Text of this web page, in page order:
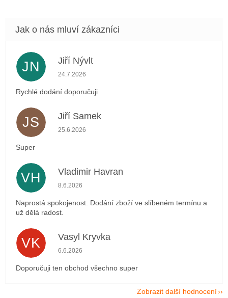
JN Jiří Nývlt
Hodnocení obchodu je 5 z 5 hvězdiček.
24.7.2026
Rychlé dodání doporučuji
JS Jiří Samek
Hodnocení obchodu je 5 z 5 hvězdiček.
25.6.2026
Super
VH Vladimir Havran
Hodnocení obchodu je 5 z 5 hvězdiček.
8.6.2026
Naprostá spokojenost. Dodání zboží ve slíbeném termínu a
už dělá radost.
VK Vasyl Kryvka
Hodnocení obchodu je 5 z 5 hvězdiček.
6.6.2026
Doporučuji ten obchod všechno super
Zobrazit další hodnocení